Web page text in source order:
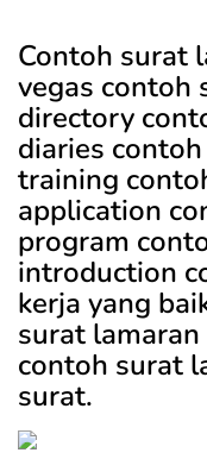
Contoh surat
vegas contoh
directory
diaries
training
application
program
introduction
kerja yang
surat
contoh surat
surat.